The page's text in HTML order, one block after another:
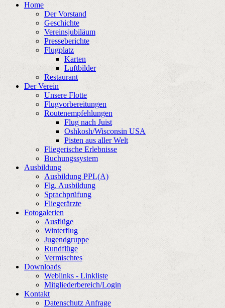
Home
Der Vorstand
Geschichte
Vereinsjubiläum
Presseberichte
Flugplatz
Karten
Luftbilder
Restaurant
Der Verein
Unsere Flotte
Flugvorbereitungen
Routenempfehlungen
Flug nach Juist
Oshkosh/Wisconsin USA
Pisten aus aller Welt
Fliegerische Erlebnisse
Buchungssystem
Ausbildung
Ausbildung PPL(A)
Flg. Ausbildung
Sprachprüfung
Fliegerärzte
Fotogalerien
Ausflüge
Winterflug
Jugendgruppe
Rundflüge
Vermischtes
Downloads
Weblinks - Linkliste
Mitgliederbereich/Login
Kontakt
Datenschutz Anfrage